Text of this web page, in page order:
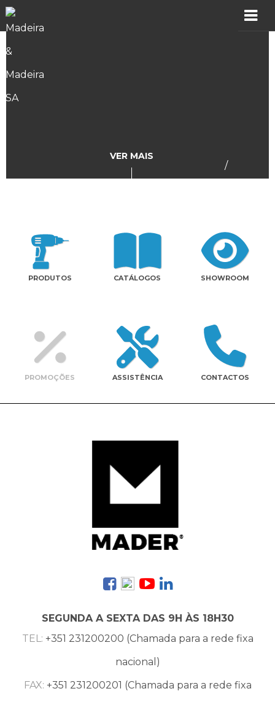
Assistência
Contactos
/
VER MAIS
PRODUTOS CATÁLOGOS SHOWROOM
PROMOÇÕES ASSISTÊNCIA CONTACTOS
SEGUNDA A SEXTA DAS 9H ÀS 18H30
TEL: +351 231200200 (Chamada para a rede fixa
nacional)
FAX: +351 231200201 (Chamada para a rede fixa